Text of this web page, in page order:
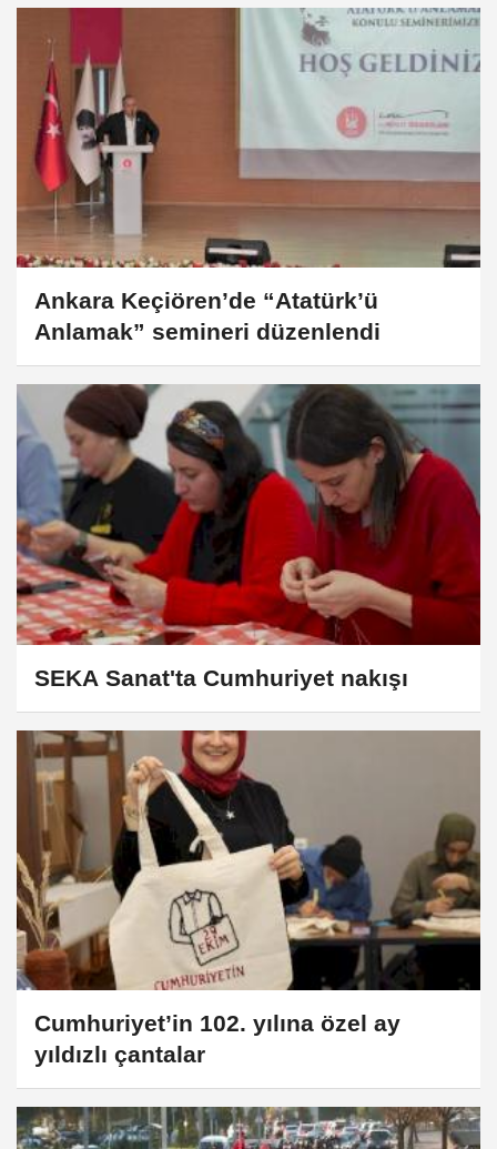
Ankara Keçiören’de “Atatürk’ü
Anlamak” semineri düzenlendi
SEKA Sanat'ta Cumhuriyet nakışı
Cumhuriyet’in 102. yılına özel ay
yıldızlı çantalar